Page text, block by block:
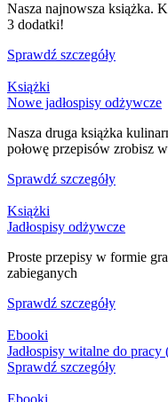
Nasza najnowsza książka.
3 dodatki!
Sprawdź szczegóły
Książki
Nowe jadłospisy odżywcze
Nasza druga książka
połowę przepisów zrobisz
Sprawdź szczegóły
Książki
Jadłospisy odżywcze
Proste przepisy w formie
zabieganych
Sprawdź szczegóły
Ebooki
Jadłospisy witalne do pracy
Sprawdź szczegóły